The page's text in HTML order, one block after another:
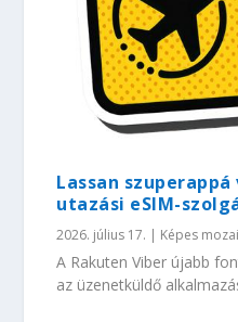
Lassan
utazási eSIM-
2026. július 17. | Képes
A Rakuten Viber újabb
az üzenetküldő